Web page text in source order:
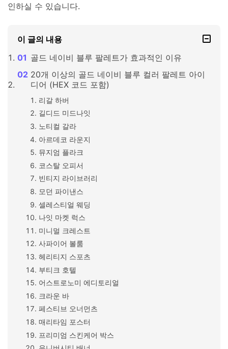
인하실 수 있습니다.
이 글의 내용
골드 네이비 블루 팔레트가 효과적인 이유
20개 이상의 골드 네이비 블루 컬러 팔레트 아이
디어 (HEX 코드 포함)
리갈 하버
길디드 미드나잇
노티컬 갈라
아르데코 라운지
뮤지엄 플라크
코스탈 오피서
빈티지 라이브러리
모던 파이낸스
셀레스티얼 웨딩
나잇 마켓 럭스
미니멀 크레스트
사파이어 볼룸
헤리티지 스포츠
부티크 호텔
어스트로노미 에디토리얼
크라운 바
페스티브 오너먼츠
매리타임 포스터
프리미엄 스킨케어 박스